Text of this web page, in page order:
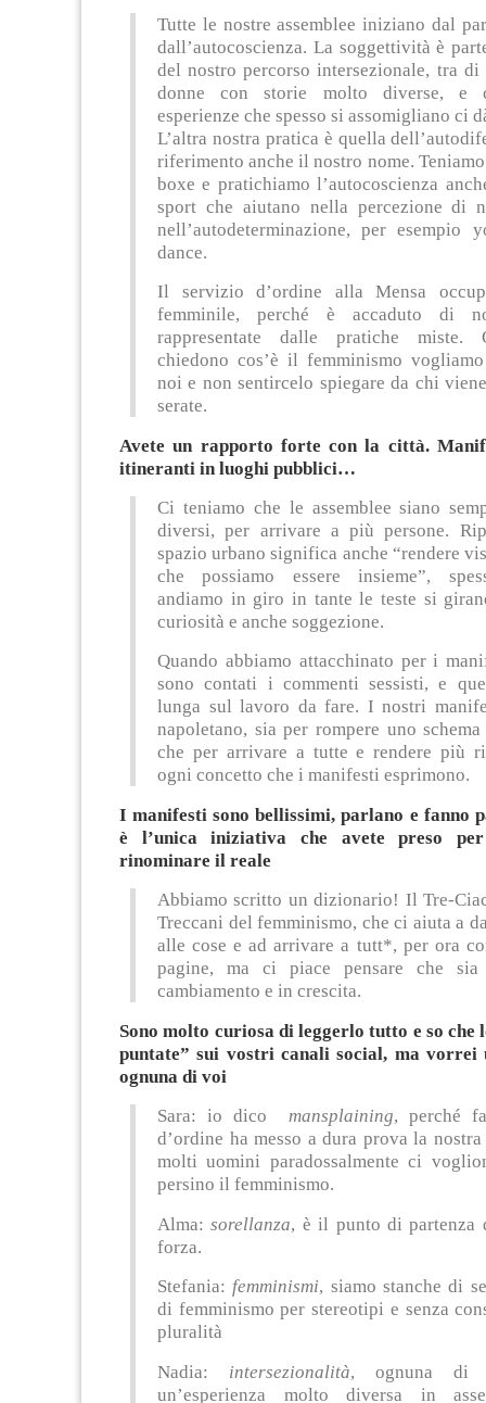
Tutte le nostre assemblee iniziano dal
dall’autocoscienza. La soggettività è
del nostro percorso intersezionale, tra
donne con storie molto diverse, e
esperienze che spesso si assomigliano ci
L’altra nostra pratica è quella
riferimento anche il nostro nome.
boxe e pratichiamo l’autocoscienza
sport che aiutano nella percezione di
nell’autodeterminazione, per esempio
dance.
Il servizio d’ordine alla Mensa
femminile, perché è accaduto di
rappresentate dalle pratiche miste.
chiedono cos’è il femminismo
noi e non sentircelo spiegare da chi
serate.
Avete un rapporto forte con la città.
itineranti in luoghi pubblici…
Ci teniamo che le assemblee siano
diversi, per arrivare a più persone.
spazio urbano significa anche “rendere
che possiamo essere insieme”,
andiamo in giro in tante le teste si
curiosità e anche soggezione.
Quando abbiamo attacchinato per i
sono contati i commenti sessisti, e
lunga sul lavoro da fare. I nostri
napoletano, sia per rompere uno
che per arrivare a tutte e rendere più
ogni concetto che i manifesti esprimono.
I manifesti sono bellissimi, parlano e fanno
è l’unica iniziativa che avete preso
rinominare il reale
Abbiamo scritto un dizionario! Il Tre-
Treccani del femminismo, che ci aiuta a
alle cose e ad arrivare a tutt*, per ora
pagine, ma ci piace pensare che sia
cambiamento e in crescita.
Sono molto curiosa di leggerlo tutto e so che
puntate” sui vostri canali social, ma vorrei
ognuna di voi
Sara: io dico mansplaining, perché
d’ordine ha messo a dura prova la
molti uomini paradossalmente ci
persino il femminismo.
Alma:sorellanza, è il punto di partenza
forza.
Stefania: femminismi, siamo stanche di
di femminismo per stereotipi e senza
pluralità
Nadia: intersezionalità, ognuna di
un’esperienza molto diversa in